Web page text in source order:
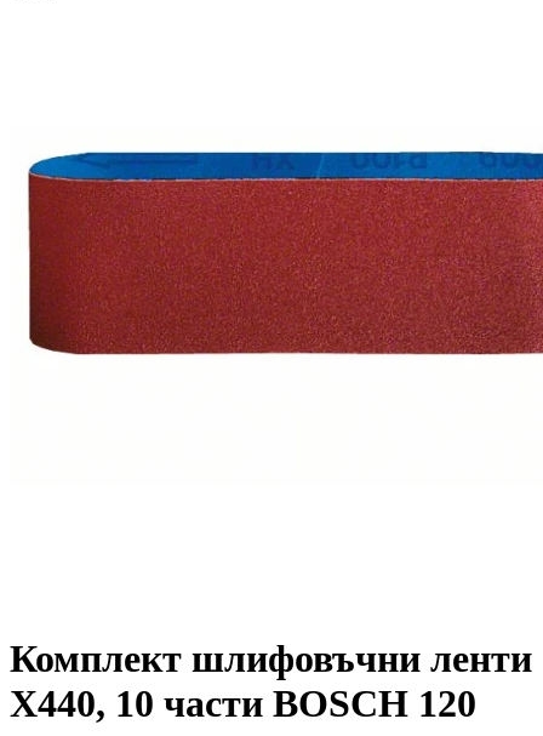
Комплект шлифовъчни ленти
X440, 10 части BOSCH 120